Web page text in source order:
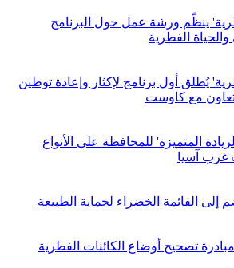
ينظّم ورشة عمل حول البرنامج
والحياة الفطرية
يُطلق أول برنامج لإكثار وإعادة توطين
مع كاوست
المتميزة' للمحافظة على الأنواع
غرب آسيا
القائمة الخضراء لحماية الطبيعة
تصحيح أوضاع الكائنات الفطرية